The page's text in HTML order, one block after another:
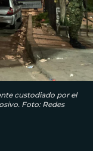
custodiado por el
Foto: Redes